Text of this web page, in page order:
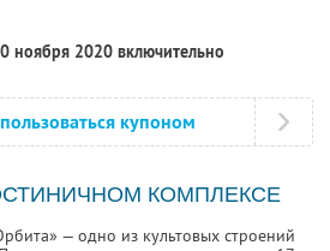
ноября 2020 включительно
купоном
КОМПЛЕКСЕ
— одно из культовых строений